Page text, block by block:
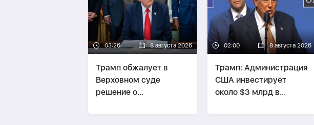
03:26 8 августа 2026
Трамп обжалует в
Верховном суде
решение о
строительства
02:00 8 августа 2026
Трамп: Администрация
США инвестирует
около $3 млрд в
полезных ископаемых